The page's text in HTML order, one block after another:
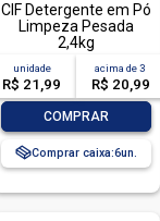
CIF Detergente em Pó
Limpeza Pesada
2,4kg
unidade
R$ 21,99
acima de3
R$ 20,99
COMPRAR
Comprar caixa:6